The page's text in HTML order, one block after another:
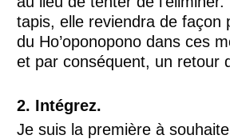
tapis, elle reviendra de façon
du Ho’oponopono dans ces
et par conséquent, un retour
2. Intégrez.
Je suis la première à